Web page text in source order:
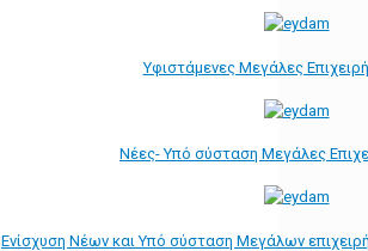
Υφιστάμενες Μεγάλες
Νέες- Υπό σύσταση Μεγάλες
Ενίσχυση Νέων και Υπό σύσταση Μεγάλων